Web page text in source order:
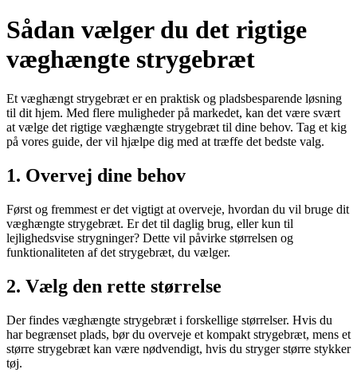
Sådan vælger du det rigtige
væghængte strygebræt
Et væghængt strygebræt er en praktisk og pladsbesparende løsning
til dit hjem. Med flere muligheder på markedet, kan det være svært
at vælge det rigtige væghængte strygebræt til dine behov. Tag et kig
på vores guide, der vil hjælpe dig med at træffe det bedste valg.
1. Overvej dine behov
Først og fremmest er det vigtigt at overveje, hvordan du vil bruge dit
væghængte strygebræt. Er det til daglig brug, eller kun til
lejlighedsvise strygninger? Dette vil påvirke størrelsen og
funktionaliteten af det strygebræt, du vælger.
2. Vælg den rette størrelse
Der findes væghængte strygebræt i forskellige størrelser. Hvis du
har begrænset plads, bør du overveje et kompakt strygebræt, mens et
større strygebræt kan være nødvendigt, hvis du stryger større stykker
tøj.